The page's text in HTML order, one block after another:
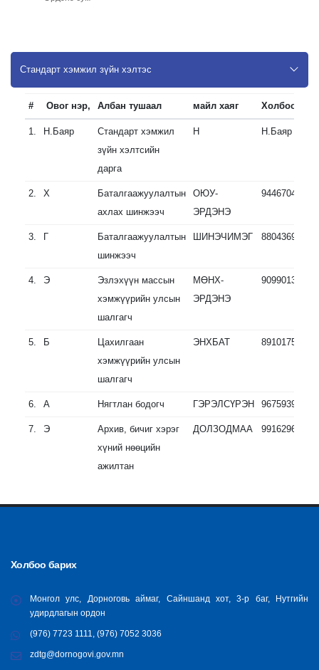
Стандарт хэмжил зүйн хэлтэс
# Овог нэр, Албан тушаал майл хаяг Холбоо
1. Н.Баяр
Стандарт хэмжил
зүйн хэлтсийн
дарга
Н Н.Баяр
2. Х
Баталгаажуулалтын
ахлах шинжээч
ОЮУ-
ЭРДЭНЭ
94467046
3. Г
Баталгаажуулалтын
шинжээч
ШИНЭЧИМЭГ 88043691
4. Э
Эзлэхүүн массын
хэмжүүрийн улсын
шалгагч
МӨНХ-
ЭРДЭНЭ
90990131
5. Б
Цахилгаан
хэмжүүрийн улсын
шалгагч
ЭНХБАТ 89101757
6. А Нягтлан бодогч ГЭРЭЛСҮРЭН 96759394
7. Э
Архив, бичиг хэрэг
хүний нөөцийн
ажилтан
ДОЛЗОДМАА 99162964
Холбоо барих
Монгол улс, Дорноговь аймаг, Сайншанд хот, 3-р баг, Нутгийн
удирдлагын ордон
(976) 7723 1111, (976) 7052 3036
zdtg@dornogovi.gov.mn